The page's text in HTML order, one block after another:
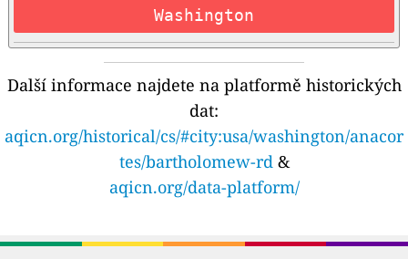
Washington
Další informace najdete na platformě historických
dat:
aqicn.org/historical/cs/#city:usa/washington/anacor
tes/bartholomew-rd&
aqicn.org/data-platform/